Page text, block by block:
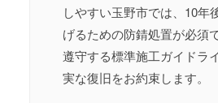
しやすい玉野市では、10年
げるための防錆処置が必須
遵守する標準施工ガイドラ
実な復旧をお約束します。